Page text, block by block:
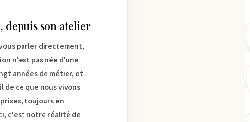
depuis son atelier
parler directement,
n'est pas née d'une
années de métier, et
de ce que nous vivons
toujours en
c'est notre réalité de